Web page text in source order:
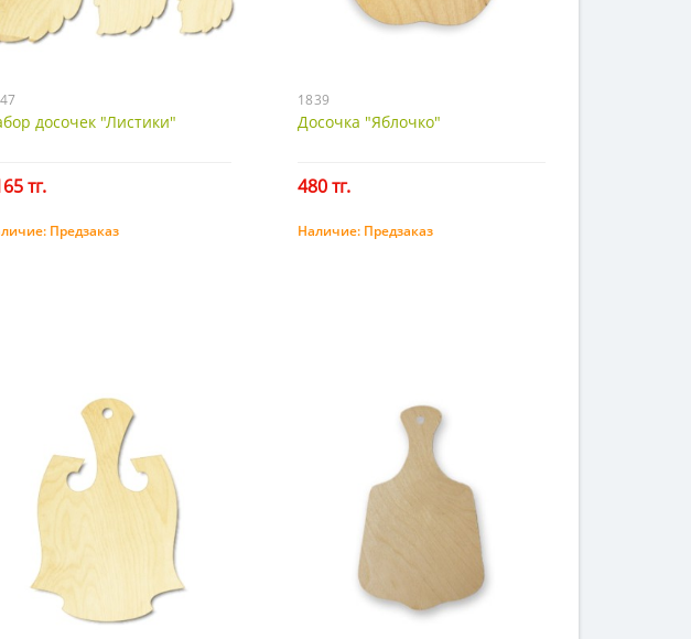
досочек "Листики"
тг.
Предзаказ
Предзаказ
1839
Досочка "Яблочко"
480 тг.
Предзаказ
Наличие: Предзаказ